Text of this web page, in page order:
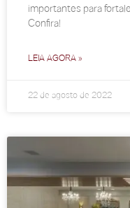
importantes para
Confira!
LEIA AGORA »
22 de agosto de 2022